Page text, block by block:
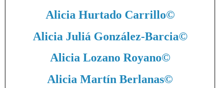
Alicia Hurtado Carrillo©
Alicia Juliá González-Barcia©
Alicia Lozano Royano©
Alicia Martín Berlanas©